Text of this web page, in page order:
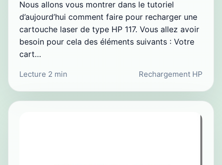
Nous allons vous montrer dans le tutoriel
d’aujourd’hui comment faire pour recharger une
cartouche laser de type HP 117. Vous allez avoir
besoin pour cela des éléments suivants : Votre
cart…
Lecture 2 min Rechargement HP